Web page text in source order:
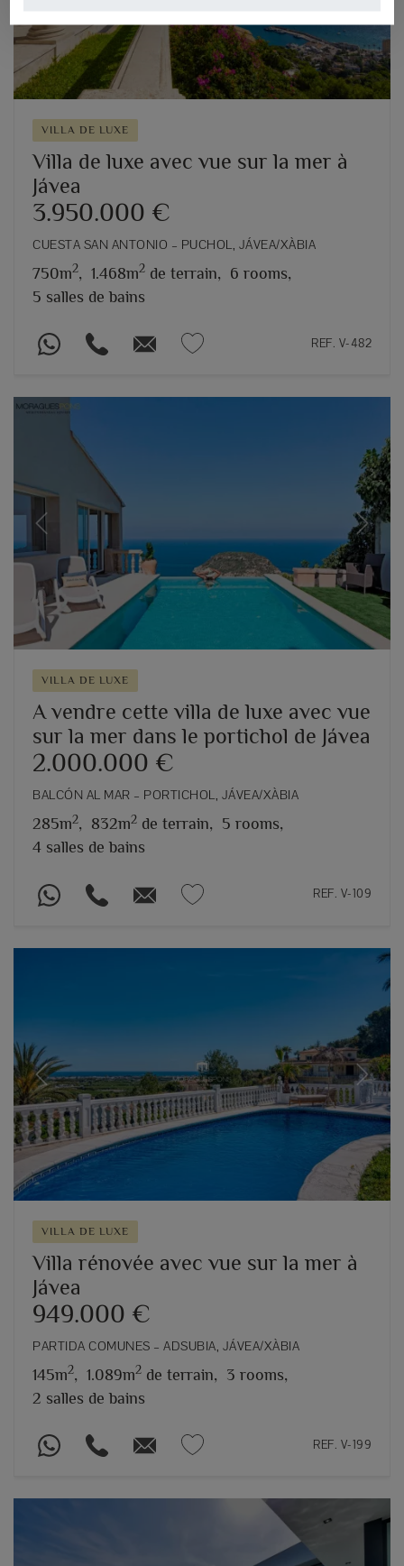
VILLA DE LUXE
Villa de luxe avec vue sur la mer à
Jávea
3.950.000 €
CUESTA SAN ANTONIO – PUCHOL, JÁVEA/XÀBIA
750m2, 1.468m2 de terrain, 6 rooms,
5 salles de bains
REF. V-482
Previous Next
VILLA DE LUXE
A vendre cette villa de luxe avec vue
sur la mer dans le portichol de Jávea
2.000.000 €
BALCÓN AL MAR – PORTICHOL, JÁVEA/XÀBIA
285m2, 832m2 de terrain, 5 rooms,
4 salles de bains
REF. V-109
Previous Next
VILLA DE LUXE
Villa rénovée avec vue sur la mer à
Jávea
949.000 €
PARTIDA COMUNES – ADSUBIA, JÁVEA/XÀBIA
145m2, 1.089m2 de terrain, 3 rooms,
2 salles de bains
REF. V-199